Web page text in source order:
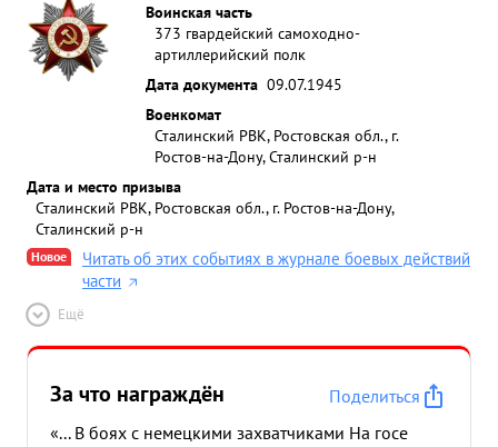
Воинская часть
373 гвардейский самоходно-
артиллерийский полк
Дата документа 09.07.1945
Военкомат
Сталинский РВК, Ростовская обл., г.
Ростов-на-Дону, Сталинский р-н
Дата и место призыва
Сталинский РВК, Ростовская обл., г. Ростов-на-Дону,
Сталинский р-н
Новое
Читать об этих событиях в журнале боевых действий
части
Ещё
За что награждён
Поделиться
«... В боях с немецкими захватчиками На госе